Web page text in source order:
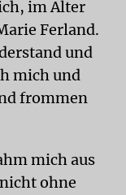
im Alter
Ferland.
und
mich und
frommen
mich aus
ohne